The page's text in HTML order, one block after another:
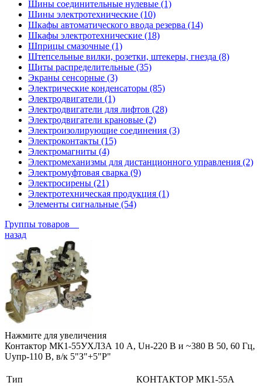
Шины соединительные нулевые (1)
Шины электротехнические (10)
Шкафы автоматического ввода резерва (14)
Шкафы электротехнические (18)
Шприцы смазочные (1)
Штепсельные вилки, розетки, штекеры, гнезда (8)
Щиты распределительные (35)
Экраны сенсорные (3)
Электрические конденсаторы (85)
Электродвигатели (1)
Электродвигатели для лифтов (28)
Электродвигатели крановые (2)
Электроизолирующие соединения (3)
Электроконтакты (15)
Электромагниты (4)
Электромеханизмы для дистанционного управления (2)
Электромуфтовая сварка (9)
Электросирены (21)
Электротехническая продукция (1)
Элементы сигнальные (54)
Группы товаров
назад
Нажмите для увеличения
Контактор МК1-55УХЛ3А 10 А, Uн-220 В и ~380 В 50, 60 Гц,
Uупр-110 В, в/к 5"З"+5"Р"
Тип КОНТАКТОР МК1-55А